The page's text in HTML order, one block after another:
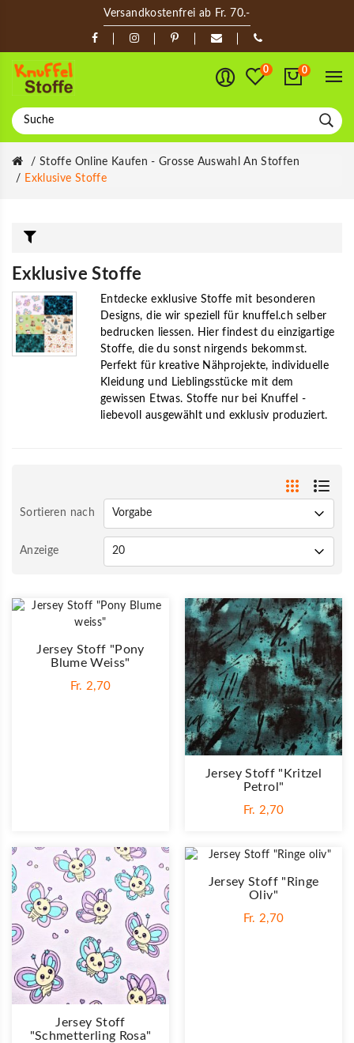
Versandkostenfrei ab Fr. 70.-
0 0
Stoffe Online Kaufen - Grosse Auswahl An Stoffen
Exklusive Stoffe
Exklusive Stoffe
Entdecke exklusive Stoffe mit besonderen
Designs, die wir speziell für knuffel.ch selber
bedrucken liessen. Hier findest du einzigartige
Stoffe, die du sonst nirgends bekommst.
Perfekt für kreative Nähprojekte, individuelle
Kleidung und Lieblingsstücke mit dem
gewissen Etwas. Stoffe nur bei Knuffel -
liebevoll ausgewählt und exklusiv produziert.
Sortieren nach
Anzeige
Jersey Stoff "Pony
Blume Weiss"
Fr. 2,70
Jersey Stoff "Kritzel
Petrol"
Fr. 2,70
Jersey Stoff
"Schmetterling Rosa"
Jersey Stoff "Ringe
Oliv"
Fr. 2,70